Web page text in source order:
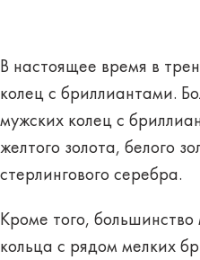
В настоящее время в
колец с бриллиантами.
мужских колец с
желтого золота, белого
стерлингового серебра.
Кроме того,
кольца с рядом мелких